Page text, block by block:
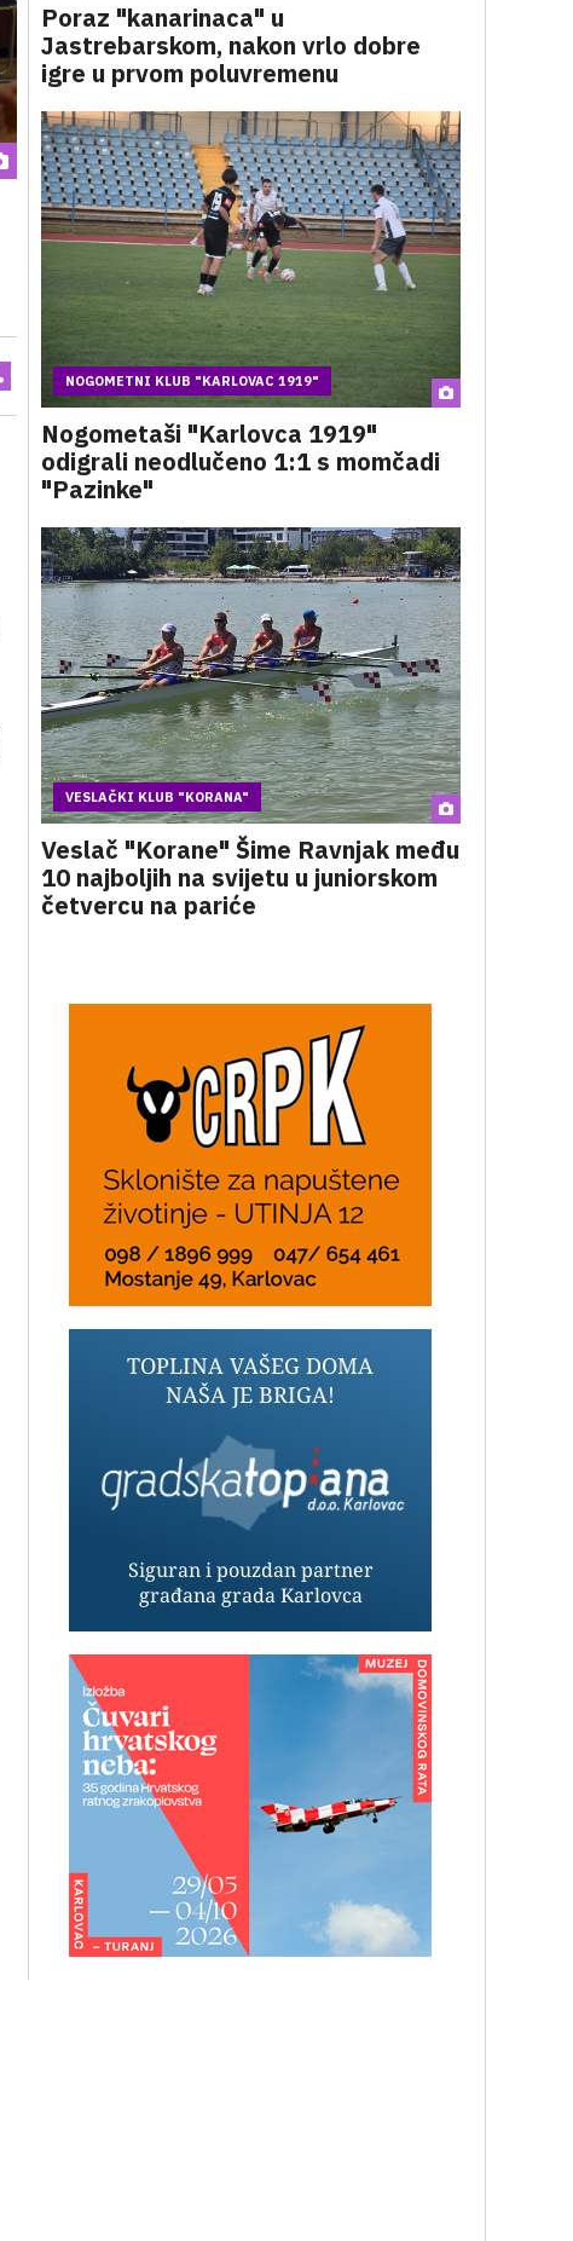
Poraz "kanarinaca" u
Jastrebarskom, nakon vrlo dobre
igre u prvom poluvremenu
NOGOMETNI KLUB "KARLOVAC 1919"
Nogometaši "Karlovca 1919"
odigrali neodlučeno 1:1 s momčadi
"Pazinke"
VESLAČKI KLUB "KORANA"
Veslač "Korane" Šime Ravnjak među
10 najboljih na svijetu u juniorskom
četvercu na pariće